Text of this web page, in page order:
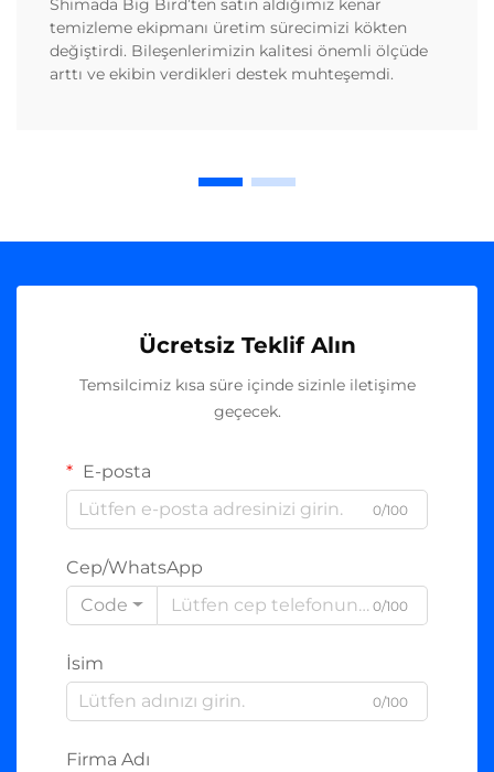
temizleme ekipmanı üretim sürecimizi kökten
değiştirdi. Bileşenlerimizin kalitesi önemli ölçüde
arttı ve ekibin verdikleri destek muhteşemdi.
Ücretsiz Teklif Alın
Temsilcimiz kısa süre içinde sizinle iletişime
geçecek.
E-posta
0/100
Cep/WhatsApp
Code
0/100
İsim
0/100
Firma Adı